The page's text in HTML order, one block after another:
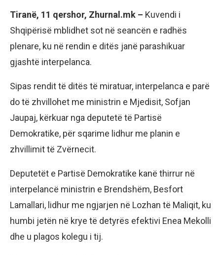
Tiranë, 11 qershor, Zhurnal.mk – Kuvendi i
Shqipërisë mblidhet sot në seancën e radhës
plenare, ku në rendin e ditës janë parashikuar
gjashtë interpelanca.
Sipas rendit të ditës të miratuar, interpelanca e parë
do të zhvillohet me ministrin e Mjedisit, Sofjan
Jaupaj, kërkuar nga deputetë të Partisë
Demokratike, për sqarime lidhur me planin e
zhvillimit të Zvërnecit.
Deputetët e Partisë Demokratike kanë thirrur në
interpelancë ministrin e Brendshëm, Besfort
Lamallari, lidhur me ngjarjen në Lozhan të Maliqit, ku
humbi jetën në krye të detyrës efektivi Enea Mekolli
dhe u plagos kolegu i tij.